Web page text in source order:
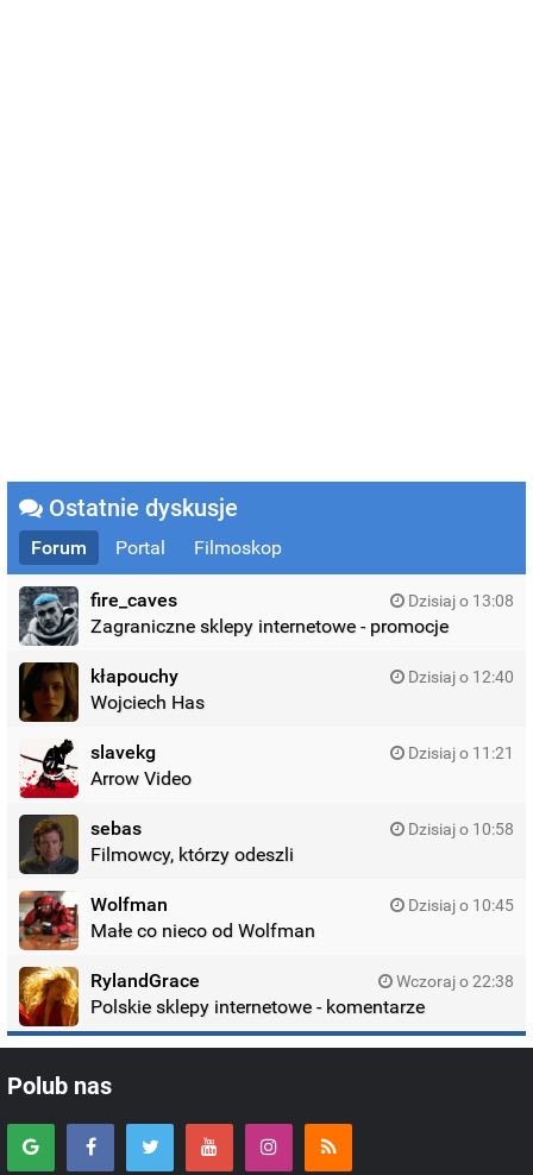
Ostatnie dyskusje
Forum Portal Filmoskop
fire_caves Dzisiaj o 13:08
Zagraniczne sklepy internetowe - promocje
kłapouchy Dzisiaj o 12:40
Wojciech Has
slavekg Dzisiaj o 11:21
Arrow Video
sebas Dzisiaj o 10:58
Filmowcy, którzy odeszli
Wolfman Dzisiaj o 10:45
Małe co nieco od Wolfman
RylandGrace Wczoraj o 22:38
Polskie sklepy internetowe - komentarze
Polub nas